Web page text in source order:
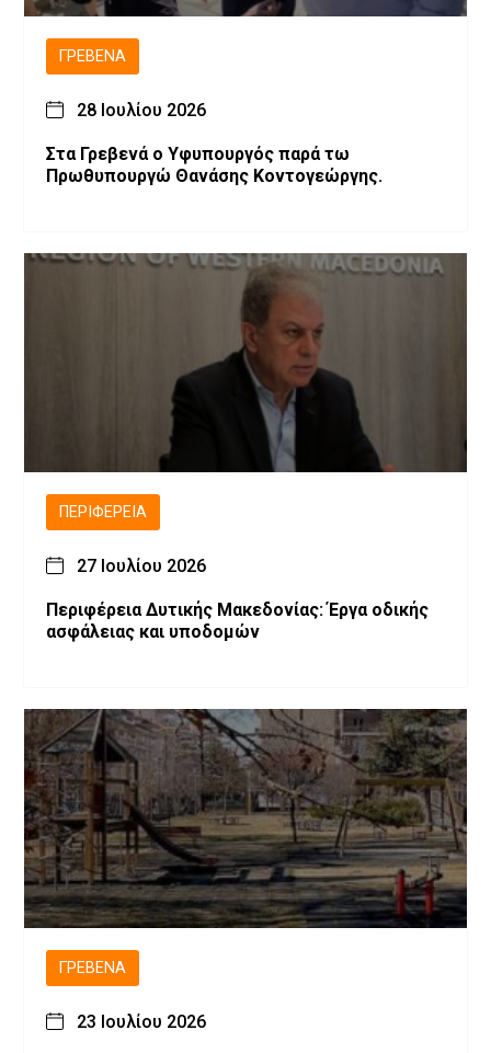
ΓΡΕΒΕΝΆ
28 Ιουλίου 2026
Στα Γρεβενά ο Υφυπουργός παρά τω
Πρωθυπουργώ Θανάσης Κοντογεώργης.
ΠΕΡΙΦΈΡΕΙΑ
27 Ιουλίου 2026
Περιφέρεια Δυτικής Μακεδονίας: Έργα οδικής
ασφάλειας και υποδομών
ΓΡΕΒΕΝΆ
23 Ιουλίου 2026